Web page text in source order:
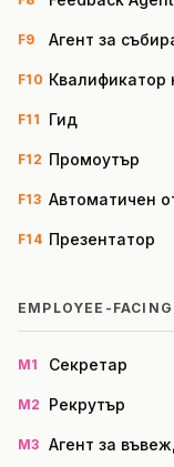
F9 Агент за
F10 Квалификатор
F11 Гид
F12 Промоутър
F13 Автоматичен
F14 Презентатор
EMPLOYEE-FACING
M1 Секретар
M2 Рекрутър
M3 Агент за